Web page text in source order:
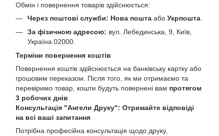
Обмін і повернення товарів здійснюється:
Через поштові служби: Нова пошта або Укрпошта
За фізичною адресою: вул. Лебединська, 9, Київ,
Україна 02000.
Терміни повернення коштів
Повернення коштів здійснюється на банківську картку або
грошовим переказом. Після того, як ми отримаємо та
перевіримо товар, кошти будуть повернені вам протягом
3 робочих днів.
Консультація "Ангели Друку": Отримайте відповіді
на всі ваші запитання
Потрібна професійна консультація щодо друку,